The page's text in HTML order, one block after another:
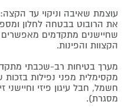
עוצמת שאיבה וניקוי עד
את הרובוט בבטחה לחלון
שחיישנים מתקדמים
הקצוות והפינות.
מערך בטיחות רב-שכבתי
מקסימלית מפני נפילות
חשמל, חבל עיגון פיזי וחיישני
מסגרת).